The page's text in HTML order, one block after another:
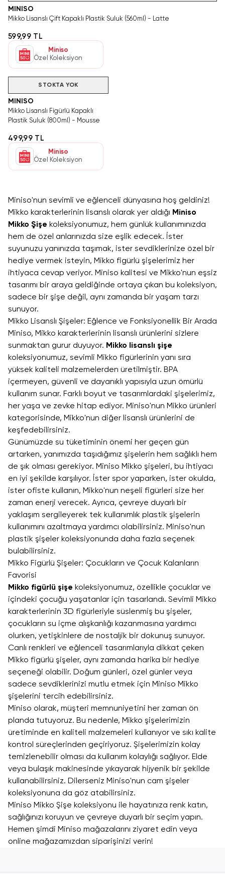
MINISO
Mikko Lisanslı Çift Kapaklı Plastik Suluk (560ml) - Latte
599,99 TL
Miniso
Özel Koleksiyon
STOKTA YOK
MINISO
Mikko Lisanslı Figürlü Kapaklı
Plastik Suluk (800ml) - Mousse
499,99 TL
Miniso
Özel Koleksiyon
Miniso'nun sevimli ve eğlenceli dünyasına hoş geldiniz!
Mikko karakterlerinin lisanslı olarak yer aldığı Miniso
Mikko Şişe koleksiyonumuz, hem günlük kullanımınızda
hem de özel anlarınızda size eşlik edecek. İster
suyunuzu yanınızda taşımak, ister sevdiklerinize özel bir
hediye vermek isteyin, Mikko figürlü şişelerimiz her
ihtiyaca cevap veriyor. Miniso kalitesi ve Mikko'nun eşsiz
tasarımı bir araya geldiğinde ortaya çıkan bu koleksiyon,
sadece bir şişe değil, aynı zamanda bir yaşam tarzı
sunuyor.
Mikko Lisanslı Şişeler: Eğlence ve Fonksiyonellik Bir Arada
Miniso, Mikko karakterlerinin lisanslı ürünlerini sizlere
sunmaktan gurur duyuyor. Mikko lisanslı şişe
koleksiyonumuz, sevimli Mikko figürlerinin yanı sıra
yüksek kaliteli malzemelerden üretilmiştir. BPA
içermeyen, güvenli ve dayanıklı yapısıyla uzun ömürlü
kullanım sunar. Farklı boyut ve tasarımlardaki şişelerimiz,
her yaşa ve zevke hitap ediyor. Miniso'nun Mikko ürünleri
kategorisinde, Mikko'nun diğer lisanslı ürünlerini de
keşfedebilirsiniz.
Günümüzde su tüketiminin önemi her geçen gün
artarken, yanımızda taşıdığımız şişelerin hem sağlıklı hem
de şık olması gerekiyor. Miniso Mikko şişeleri, bu ihtiyacı
en iyi şekilde karşılıyor. İster spor yaparken, ister okulda,
ister ofiste kullanın, Mikko'nun neşeli figürleri size her
zaman enerji verecek. Ayrıca, çevreye duyarlı bir
yaklaşım sergileyerek tek kullanımlık plastik şişelerin
kullanımını azaltmaya yardımcı olabilirsiniz. Miniso'nun
plastik şişeler koleksiyonunda daha fazla seçenek
bulabilirsiniz.
Mikko Figürlü Şişeler: Çocukların ve Çocuk Kalanların
Favorisi
Mikko figürlü şişe koleksiyonumuz, özellikle çocuklar ve
içindeki çocuğu yaşatanlar için tasarlandı. Sevimli Mikko
karakterlerinin 3D figürleriyle süslenmiş bu şişeler,
çocukların su içme alışkanlığı kazanmasına yardımcı
olurken, yetişkinlere de nostaljik bir dokunuş sunuyor.
Canlı renkleri ve eğlenceli tasarımlarıyla dikkat çeken
Mikko figürlü şişeler, aynı zamanda harika bir hediye
seçeneği olabilir. Doğum günleri, özel günler veya
sadece sevdiklerinizi mutlu etmek için Miniso Mikko
şişelerini tercih edebilirsiniz.
Miniso olarak, müşteri memnuniyetini her zaman ön
planda tutuyoruz. Bu nedenle, Mikko şişelerimizin
üretiminde en kaliteli malzemeleri kullanıyor ve sıkı kalite
kontrol süreçlerinden geçiriyoruz. Şişelerimizin kolay
temizlenebilir olması da kullanım kolaylığı sağlıyor. Elde
veya bulaşık makinesinde yıkayarak hijyenik bir şekilde
kullanabilirsiniz. Dilerseniz Miniso'nun cam şişeler
koleksiyonuna da göz atabilirsiniz.
Miniso Mikko Şişe koleksiyonu ile hayatınıza renk katın,
sağlığınızı koruyun ve çevreye duyarlı bir seçim yapın.
Hemen şimdi Miniso mağazalarını ziyaret edin veya
online mağazamızdan siparişinizi verin!